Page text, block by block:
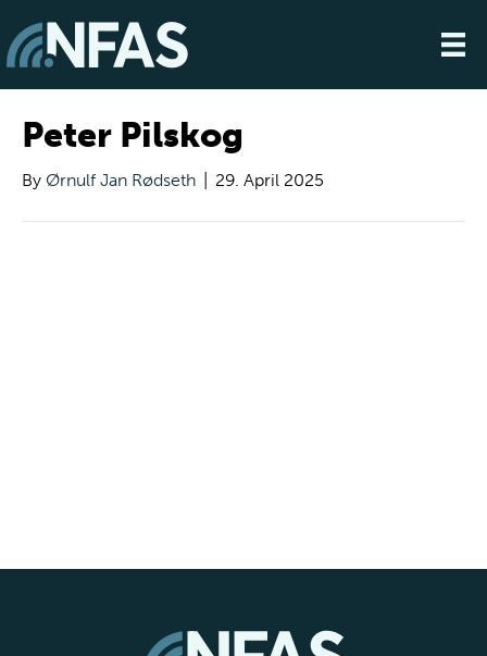
Peter Pilskog
By Ørnulf Jan Rødseth 29. April 2025